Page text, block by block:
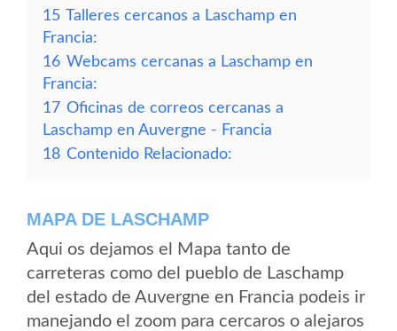
15 Talleres cercanos a Laschamp en
Francia:
16 Webcams cercanas a Laschamp en
Francia:
17 Oficinas de correos cercanas a
Laschamp en Auvergne - Francia
18 Contenido Relacionado:
MAPA DE LASCHAMP
Aqui os dejamos el Mapa tanto de
carreteras como del pueblo de Laschamp
del estado de Auvergne en Francia podeis ir
manejando el zoom para cercaros o alejaros